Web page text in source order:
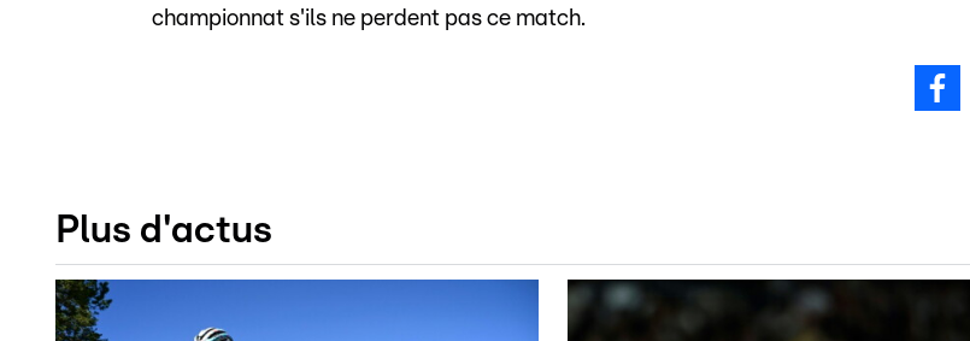
championnat s'ils ne perdent pas ce match.
Plus d'actus